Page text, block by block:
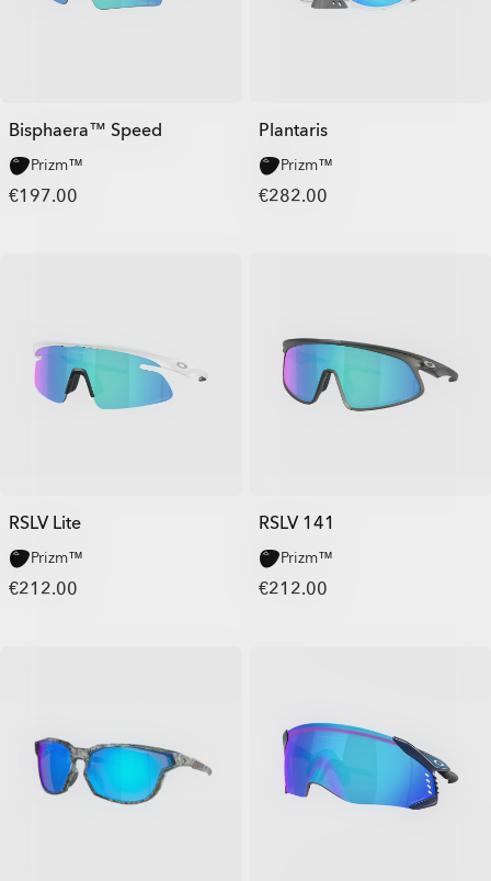
Bisphaera™ Speed
Prizm™
€197.00
Plantaris
Prizm™
€282.00
RSLV Lite
Prizm™
€212.00
RSLV 141
Prizm™
€212.00